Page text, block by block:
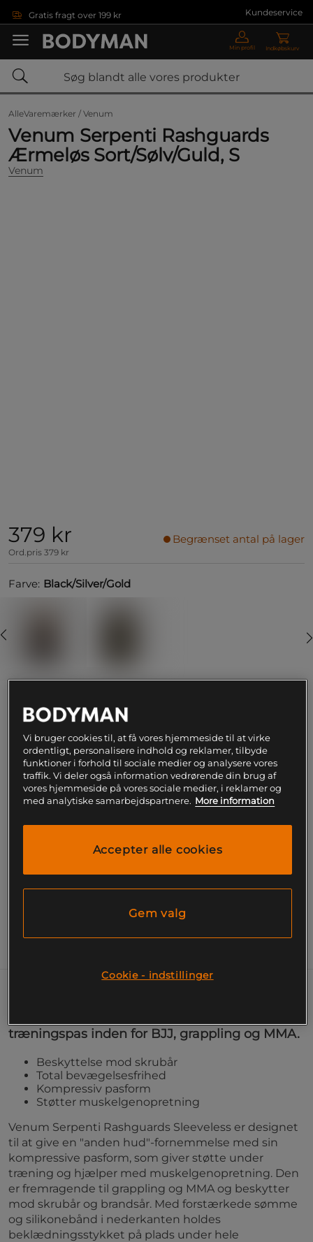
Gratis fragt over 199 kr Kundeservice
Min profil Indkøbskurv
AlleVaremærker / Venum
Venum Serpenti Rashguards
Ærmeløs Sort/Sølv/Guld, S
Venum
379 kr
Ord.pris 379 kr
Begrænset antal på lager
Farve: Black/Silver/Gold
Føj til indkøbskurven
Gratis fragt over 199
kr
Gratis
retur
14 dages
fortrydelsesret
med Venum Serpenti Rashguards Sleeveless.
træningspas inden for BJJ, grappling og MMA.
Beskyttelse mod skrubår
Total bevægelsesfrihed
Kompressiv pasform
Støtter muskelgenopretning
Venum Serpenti Rashguards Sleeveless er designet
til at give en "anden hud"-fornemmelse med sin
kompressive pasform, som giver støtte under
træning og hjælper med muskelgenopretning. Den
er fremragende til grappling og MMA og beskytter
mod skrubår og brandsår. Med forstærkede sømme
og silikonebånd i nederkanten holdes
beklædningsstykket på plads under hele
Vi bruger cookies til, at få vores hjemmeside til at virke
ordentligt, personalisere indhold og reklamer, tilbyde
funktioner i forhold til sociale medier og analysere vores
traffik. Vi deler også information vedrørende din brug af
vores hjemmeside på vores sociale medier, i reklamer og
med analytiske samarbejdspartnere. More information
Accepter alle cookies
Gem valg
Cookie - indstillinger